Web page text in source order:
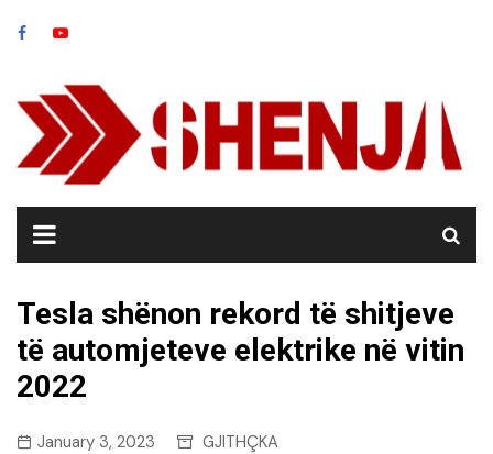
Tesla shënon rekord të shitjeve
të automjeteve elektrike në vitin
2022
January 3, 2023 GJITHÇKA